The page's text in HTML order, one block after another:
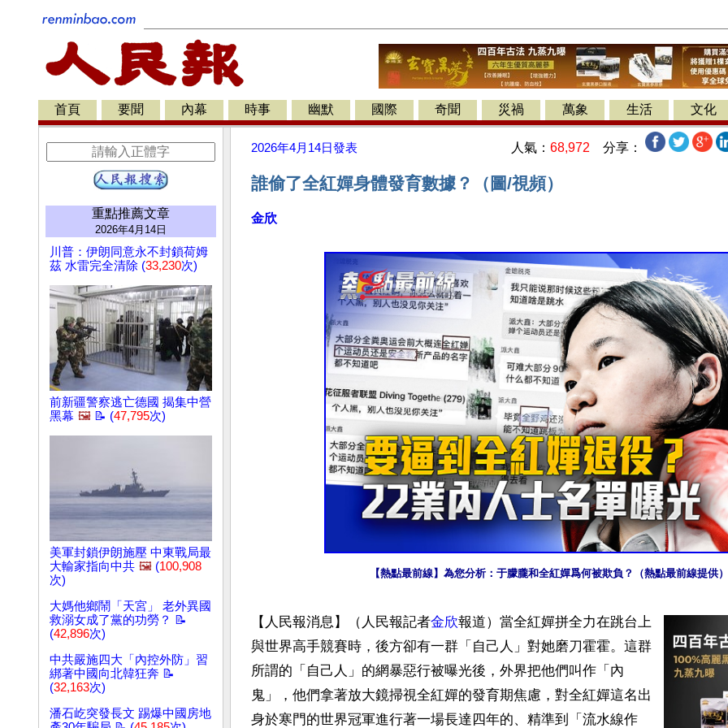
首頁 要聞 內幕 時事 幽默 國際 奇聞 災禍 萬象 生活 文化
重點推薦文章
2026年4月14日
川普：伊朗同意永不封鎖荷姆
茲 水雷完全清除 (33,230次)
前新疆警察逃亡德國 揭集中營
黑幕 🖼️ 📝 (47,795次)
美軍封鎖伊朗施壓 中東戰局最
大輸家指向中共 🖼️ (100,908
次)
大媽他鄉鬧「天宮」 老外異國
救溺女成了黨的功勞？ 📝
(42,896次)
中共嚴施四大「內控外防」習
綁著中國向北韓狂奔 📝
(32,163次)
潘石屹突發長文 踢爆中國房地
2026年4月14日發表 人氣： 68,972 分享：
誰偷了全紅嬋身體發育數據？（圖/視頻）
金欣
【熱點最前線】為您分析：于朦朧和全紅嬋爲何被欺負？（熱點最前線提供）
【人民報消息】（人民報記者金欣報道）當全紅嬋拼全力在跳台上
與世界高手競賽時，後方卻有一群「自己人」對她磨刀霍霍。這群
所謂的「自己人」的網暴惡行被曝光後，外界把他們叫作「內
鬼」，他們拿著放大鏡掃視全紅嬋的發育期焦慮，對全紅嬋這名出
身於寒門的世界冠軍進行著一場長達四年的、精準到「流水線作